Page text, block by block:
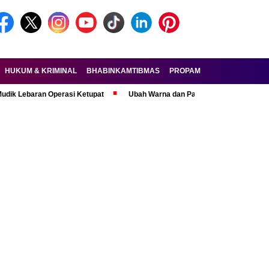
HUKUM & KRIMINAL BHABINKAMTIBMAS PROPAM
Operasi Ketupat Ubah Warna dan Pasang Pelat Palsu, Pelaku